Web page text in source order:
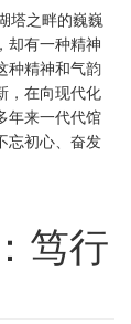
塔之畔的巍巍
却有一种精神
种精神和气韵
，在向现代化
年来一代代馆
忘初心、奋发
笃行